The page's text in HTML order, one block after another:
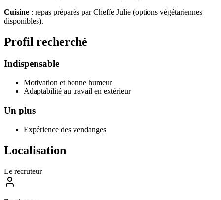
Cuisine : repas préparés par Cheffe Julie (options végétariennes
disponibles).
Profil recherché
Indispensable
Motivation et bonne humeur
Adaptabilité au travail en extérieur
Un plus
Expérience des vendanges
Localisation
Le recruteur